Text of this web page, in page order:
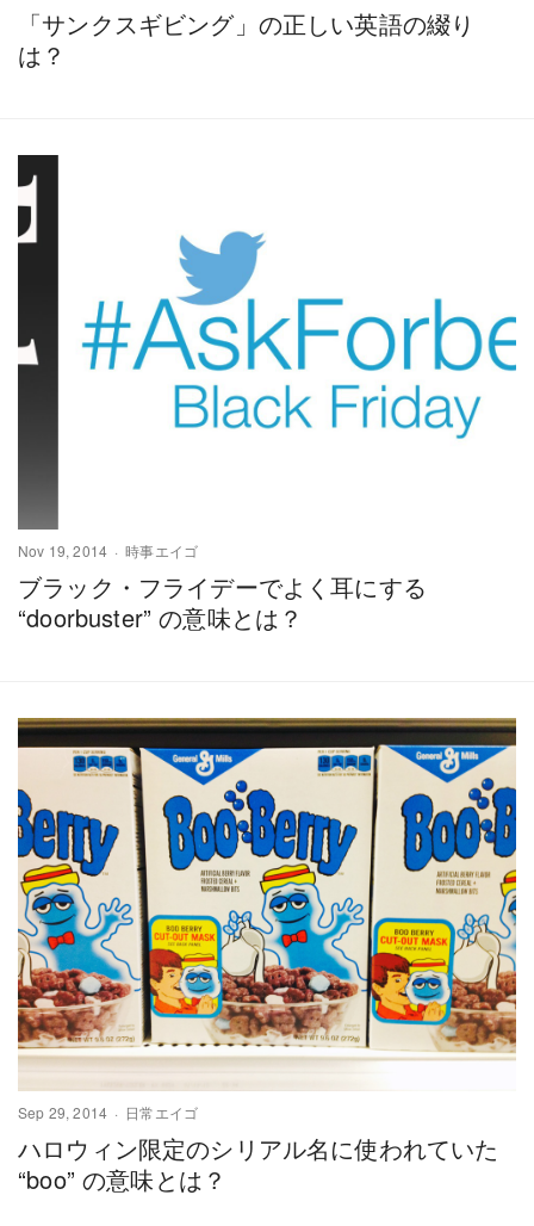
「サンクスギビング」の正しい英語の綴り
は？
Nov 19, 2014 時事エイゴ
ブラック・フライデーでよく耳にする
“doorbuster” の意味とは？
Sep 29, 2014 日常エイゴ
ハロウィン限定のシリアル名に使われていた
“boo” の意味とは？